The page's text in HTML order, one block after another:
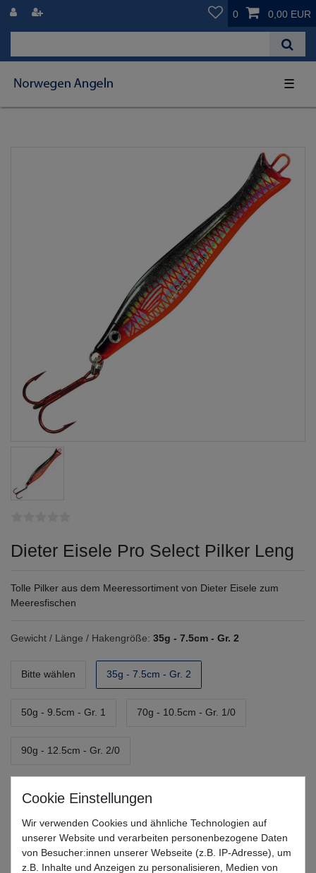
0 0,00 EUR
☰
Dieter Eisele Pro Select Pilker Leng
Tolle Pilker aus dem Meeressortiment von Dieter Eisele zum
Meeresfischen
Gewicht / Länge / Hakengröße: 35g - 7.5cm - Gr. 2
Bitte wählen 35g - 7.5cm - Gr. 2
50g - 9.5cm - Gr. 1 70g - 10.5cm - Gr. 1/0
90g - 12.5cm - Gr. 2/0
UVP 9,99 €
7,97 EUR
* inkl. MwSt. zzgl.Versandkosten
Wir verwenden Cookies und ähnliche Technologien auf
unserer Website und verarbeiten personenbezogene Daten
von Besucher:innen unserer Webseite (z.B. IP-Adresse), um
z.B. Inhalte und Anzeigen zu personalisieren, Medien von